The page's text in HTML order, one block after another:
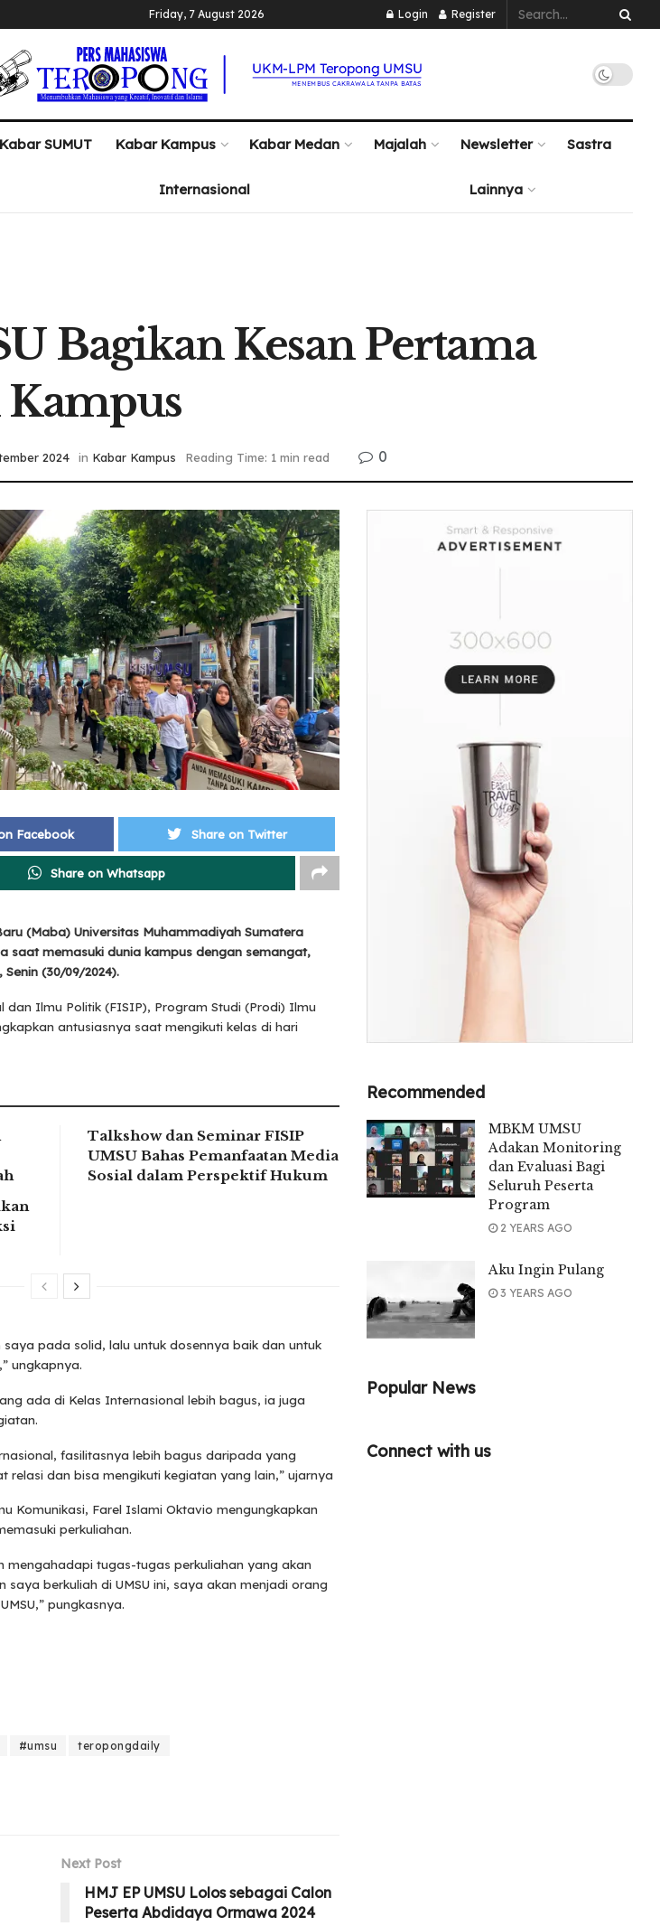
Friday, 7 August 2026 Login Register
Kabar SUMUT Kabar Kampus Kabar Medan Majalah Newsletter Sastra
Internasional Lainnya
Bagikan Kesan Pertama
2024 in Kabar Kampus Reading Time: 1 min read 0
Facebook Share on Twitter
Share on Whatsapp
(Maba) Universitas Muhammadiyah Sumatera
saat memasuki dunia kampus dengan semangat,
(30/09/2024).
dan Ilmu Politik (FISIP), Program Studi (Prodi) Ilmu
antusiasnya saat mengikuti kelas di hari
Talkshow dan Seminar FISIP
UMSU Bahas Pemanfaatan Media
Sosial dalam Perspektif Hukum
pada solid, lalu untuk dosennya baik dan untuk
ungkapnya.
ada di Kelas Internasional lebih bagus, ia juga
fasilitasnya lebih bagus daripada yang
relasi dan bisa mengikuti kegiatan yang lain,” ujarnya
Komunikasi, Farel Islami Oktavio mengungkapkan
perkuliahan.
mengahadapi tugas-tugas perkuliahan yang akan
berkuliah di UMSU ini, saya akan menjadi orang
pungkasnya.
#umsu teropongdaily
Next Post
HMJ EP UMSU Lolos sebagai Calon
Peserta Abdidaya Ormawa 2024
Recommended
MBKM UMSU
Adakan Monitoring
dan Evaluasi Bagi
Seluruh Peserta
Program
2 YEARS AGO
Aku Ingin Pulang
3 YEARS AGO
Popular News
Connect with us